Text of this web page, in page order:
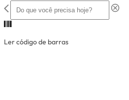
Ler código de barras